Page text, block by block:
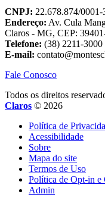
CNPJ: 22.678.874/0001-
Endereço: Av. Cula
Claros - MG, CEP:
Telefone: (38) 2211-3000
E-mail:
Fale Conosco
Todos os direitos
Claros © 2026
Política de
Acessibilidade
Sobre
Mapa do site
Termos de Uso
Política de Opt-in e
Admin